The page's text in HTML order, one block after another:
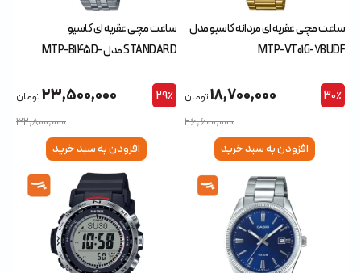
ساعت مچی عقربه ای مردانه کاسیو مدل
MTP-VT01G-7BUDF
18,700,000تومان 30٪
26,600,000
افزودن به سبد خرید
ساعت مچی عقربه‌ ای کاسیو
STANDARD مدل MTP-B145D-
23,500,000تومان 29٪
32,800,000
افزودن به سبد خرید